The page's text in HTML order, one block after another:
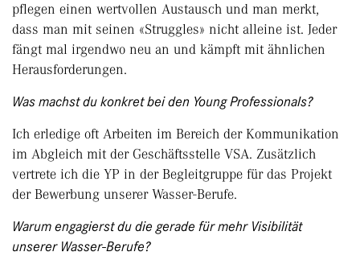
pflegen einen wertvollen Austausch und man merkt,
dass man mit seinen «Struggles» nicht alleine ist. Jeder
fängt mal irgendwo neu an und kämpft mit ähnlichen
Herausforderungen.
Was machst du konkret bei den Young Professionals?
Ich erledige oft Arbeiten im Bereich der Kommunikation
im Abgleich mit der Geschäftsstelle VSA. Zusätzlich
vertrete ich die YP in der Begleitgruppe für das Projekt
der Bewerbung unserer Wasser-Berufe.
Warum engagierst du die gerade für mehr Visibilität
unserer Wasser-Berufe?